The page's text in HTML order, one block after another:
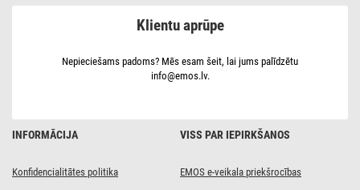
baltaINFORMĀCIJA
Konfidencialitātes politika
VISS PAR IEPIRKŠANOS
EMOS e-veikala priekšrocības
Klientu aprūpe
Nepieciešams padoms? Mēs esam šeit, lai jums palīdzētu
info@emos.lv.